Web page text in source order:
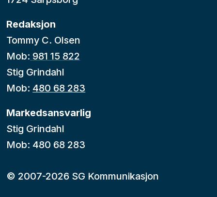
Redaksjon
Tommy C. Olsen
Mob: 981 15 822
Stig Grindahl
Mob: 480 68 283
Markedsansvarlig
Stig Grindahl
Mob: 480 68 283
© 2007-2026 SG Kommunikasjon